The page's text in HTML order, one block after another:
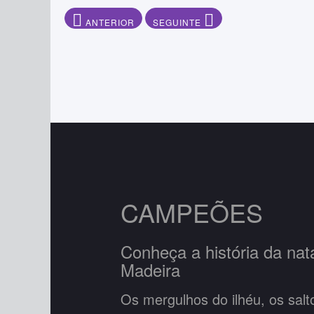
ARTIGO ANTERIOR: É NESTES EVENTOS QUE NOS
ANTERIOR ARTIGO SEGUINTE: ENTREVISTA
SEGUINTE
CAMPEÕES
Conheça a história da
Madeira
Os mergulhos do ilhéu, os